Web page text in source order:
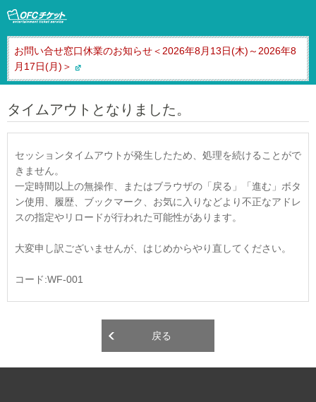
お問い合せ窓口休業のお知らせ＜2026年8月13日(木)～2026年8
月17日(月)＞
タイムアウトとなりました。
セッションタイムアウトが発生したため、処理を続けることがで
きません。
一定時間以上の無操作、またはブラウザの「戻る」「進む」ボタ
ン使用、履歴、ブックマーク、お気に入りなどより不正なアドレ
スの指定やリロードが行われた可能性があります。
大変申し訳ございませんが、はじめからやり直してください。
コード:WF-001
戻る